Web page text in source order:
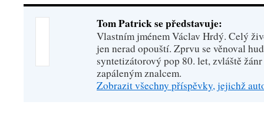
Tom Patrick se představuje:
Vlastním jménem Václav Hrdý. Celý
jen nerad opouští. Zprvu se věnoval
syntetizátorový pop 80. let, zvláště
zapáleným znalcem.
Zobrazit všechny příspěvky, jejichž